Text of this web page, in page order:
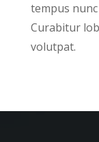
tempus
Curabitur
volutpat.